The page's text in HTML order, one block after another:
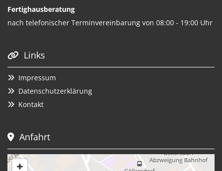
Fertighausberatung
nach telefonischer Terminvereinbarung von 08:00 - 19:00 Uhr
 Links
 Impressum
 Datenschutzerklärung
 Kontakt
 Anfahrt